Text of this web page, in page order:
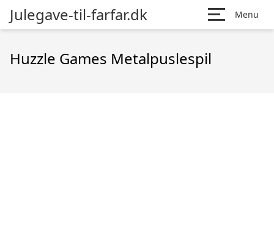
Julegave-til-farfar.dk Menu
Huzzle Games Metalpuslespil